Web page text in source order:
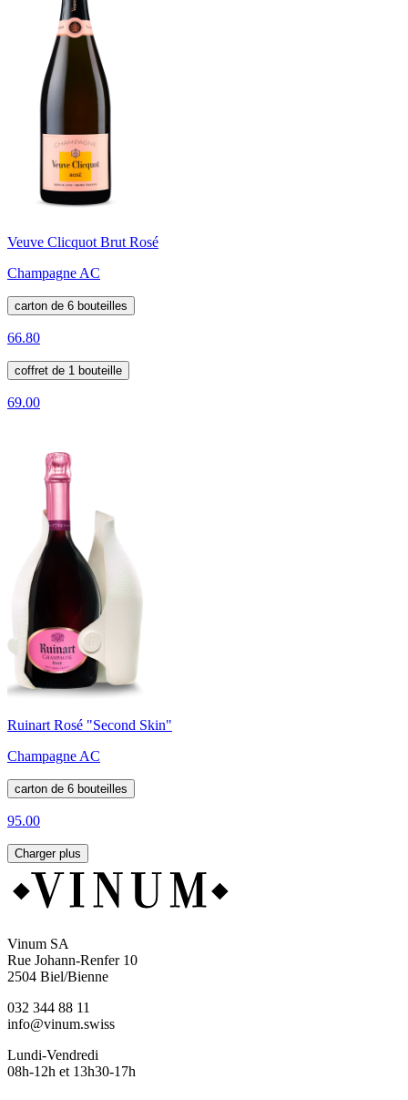
Veuve Clicquot Brut Rosé
Champagne AC
carton de 6 bouteilles
66.80
coffret de 1 bouteille
69.00
Ruinart Rosé "Second Skin"
Champagne AC
carton de 6 bouteilles
95.00
Charger plus
Vinum SA
Rue Johann-Renfer 10
2504 Biel/Bienne
032 344 88 11
info@vinum.swiss
Lundi-Vendredi
08h-12h et 13h30-17h